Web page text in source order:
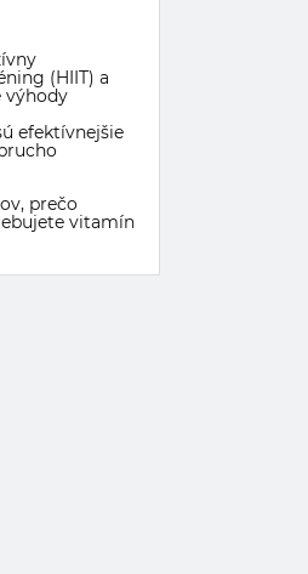
(HIIT) a
výhody
efektívnejšie
prečo
vitamín